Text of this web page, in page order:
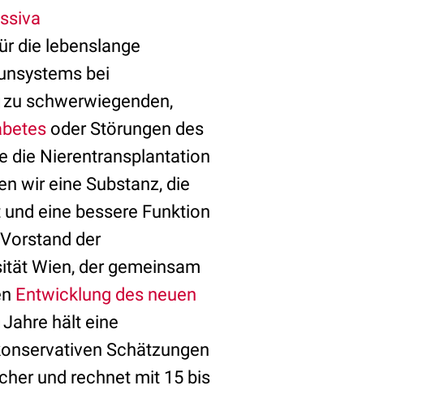
die lebenslange
bei
schwerwiegenden,
oder Störungen des
die Nierentransplantation
wir eine Substanz, die
eine bessere Funktion
der
Wien, der gemeinsam
Entwicklung des neuen
hält eine
Schätzungen
und rechnet mit 15 bis